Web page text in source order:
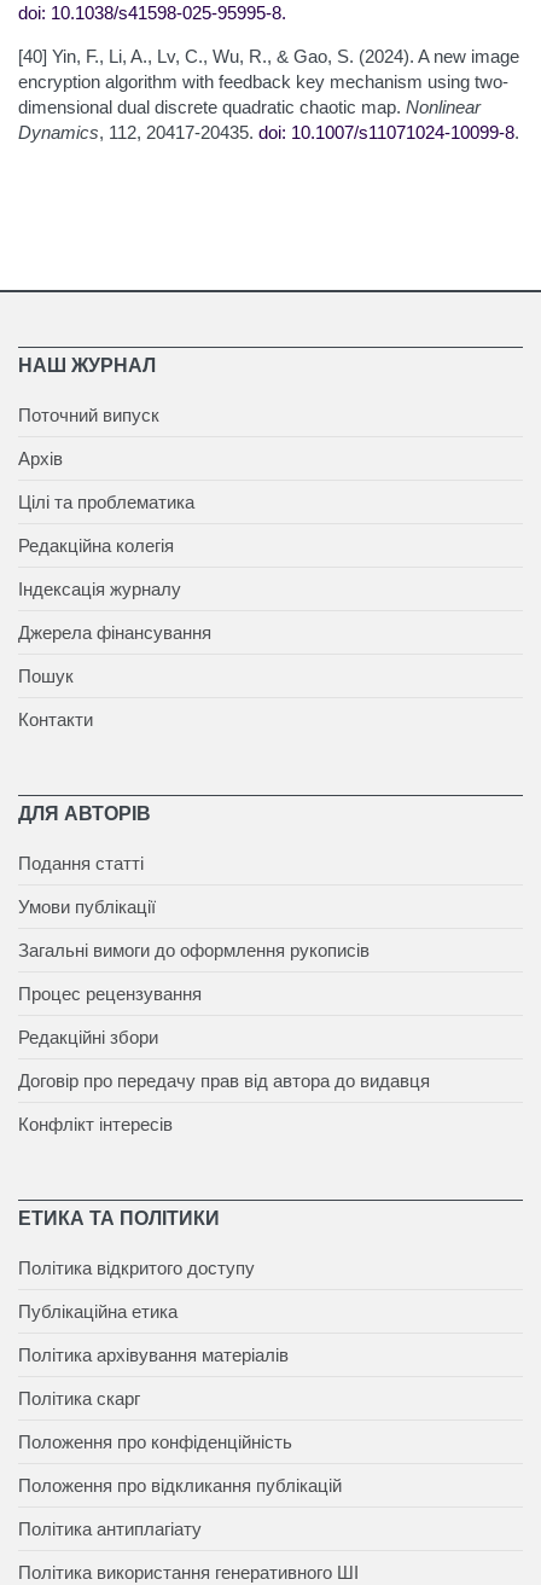
doi: 10.1038/s41598-025-95995-8.
[40] Yin, F., Li, A., Lv, C., Wu, R., & Gao, S. (2024). A new image
encryption algorithm with feedback key mechanism using two-
dimensional dual discrete quadratic chaotic map. Nonlinear
Dynamics, 112, 20417-20435. doi: 10.1007/s11071024-10099-8.
НАШ ЖУРНАЛ
Поточний випуск
Архів
Цілі та проблематика
Редакційна колегія
Індексація журналу
Джерела фінансування
Пошук
Контакти
ДЛЯ АВТОРІВ
Подання статті
Умови публікації
Загальні вимоги до оформлення рукописів
Процес рецензування
Редакційні збори
Договір про передачу прав від автора до видавця
Конфлікт інтересів
ЕТИКА ТА ПОЛІТИКИ
Політика відкритого доступу
Публікаційна етика
Політика архівування матеріалів
Політика скарг
Положення про конфіденційність
Положення про відкликання публікацій
Політика антиплагіату
Політика використання генеративного ШІ